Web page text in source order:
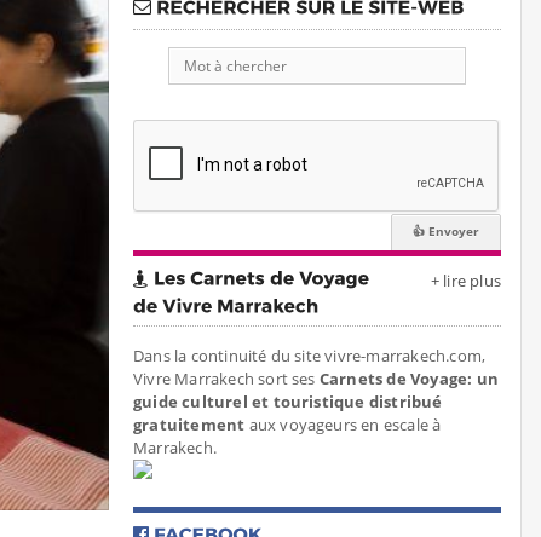
+ lire plus
Dans la continuité du site vivre-marrakech.com,
Vivre Marrakech sort ses Carnets de Voyage: un
guide culturel et touristique distribué
gratuitement aux voyageurs en escale à
Marrakech.